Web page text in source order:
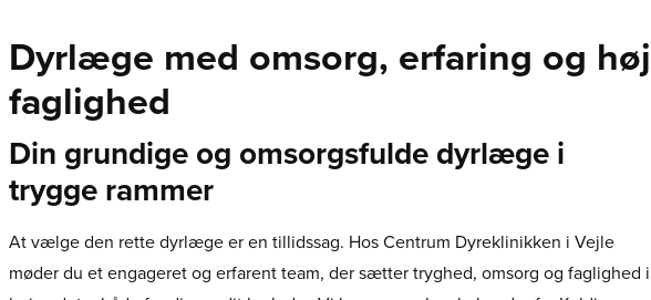
Dyrlæge med omsorg, erfaring og høj
faglighed
Din grundige og omsorgsfulde dyrlæge i
trygge rammer
At vælge den rette dyrlæge er en tillidssag. Hos Centrum Dyreklinikken i Vejle
møder du et engageret og erfarent team, der sætter tryghed, omsorg og faglighed i